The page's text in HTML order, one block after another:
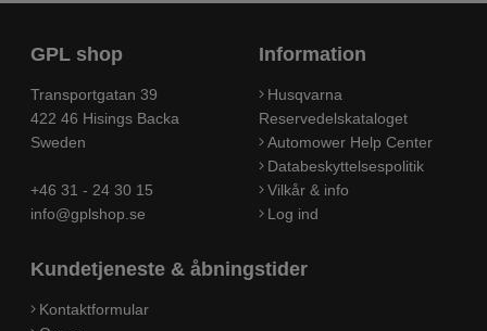
GPL shop
Transportgatan 39
422 46 Hisings Backa
Sweden
+46 31 - 24 30 15
info@gplshop.se
Information
Husqvarna
Reservedelskataloget
Automower Help Center
Databeskyttelsespolitik
Vilkår & info
Log ind
Kundetjeneste & åbningstider
Kontaktformular